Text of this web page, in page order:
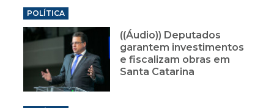
POLÍTICA
((Áudio)) Deputados
garantem investimentos
e fiscalizam obras em
Santa Catarina